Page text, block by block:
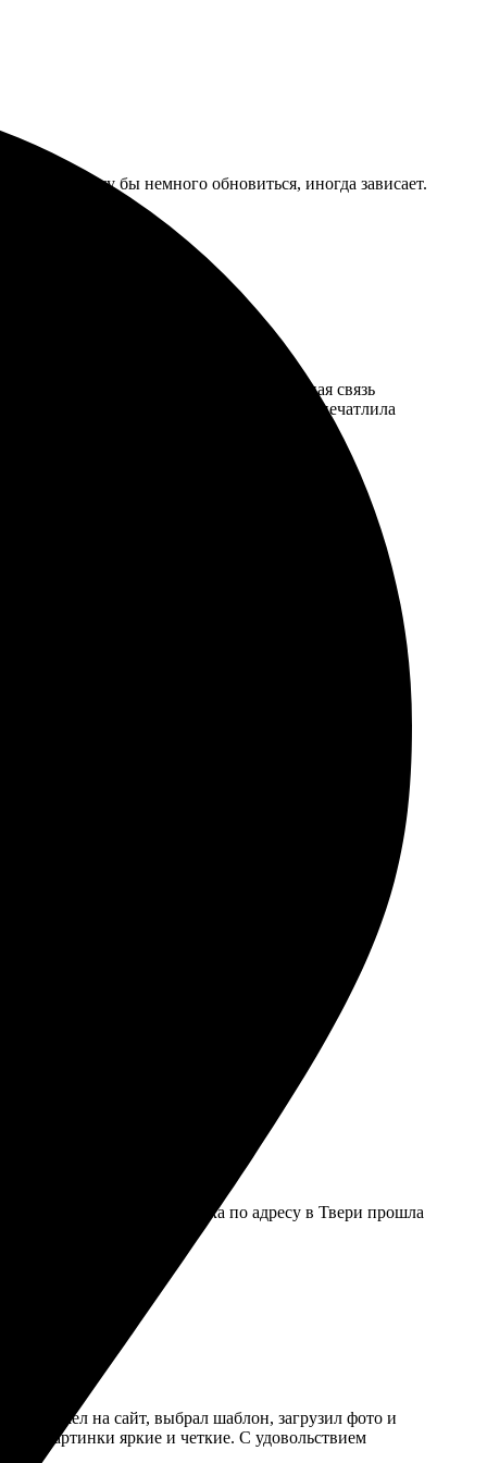
Сайту бы немного обновиться, иногда зависает.
все интуитивно понятно. Обратная связь
яркие цвета, четкий текст. Сильно впечатлила
Отправил открытки, все пришло вовремя.
можно отправить сразу адресату в Твери.
будет еще!
выбрать дизайн. Отправка по адресу в Твери прошла
зашел на сайт, выбрал шаблон, загрузил фото и
картинки яркие и четкие. С удовольствием